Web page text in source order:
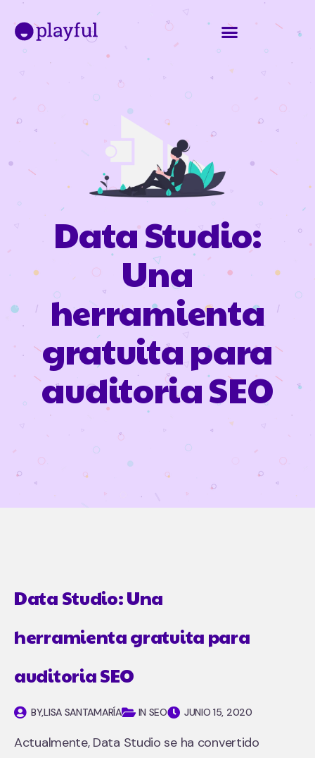
Data Studio:
Una
herramienta
gratuita para
auditoria SEO
Data Studio: Una
herramienta gratuita para
auditoria SEO
BY,LISA SANTAMARÍA IN SEO JUNIO 15, 2020
Actualmente, Data Studio se ha convertido